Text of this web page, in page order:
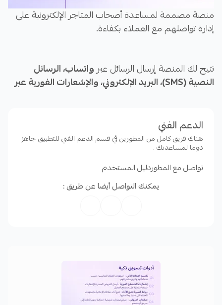
منصة مصممة لمساعدة أصحاب المتاجر الإلكترونية على
إدارة تواصلهم مع العملاء بكفاءة.
تتيح لك المنصة إرسال الرسائل عبرواتساب، الرسائل
النصية (SMS)، البريد الإلكتروني، والإشعارات الفورية عبر
على إتمام عمليات الشراء يمكن للمتاجر تحسين تفاعل
العملاء وزيادة المبيعات وتعزيز ولاء العملاء.
المزايا الرئيسية
وأتمتة إعادة التفاعل مع العملاء
المراسلة عبر واتساب:التفاعل مع العملاء عبر الرسائل
الجماعية واستعادة سلة المشتريات المهجورة
الدعم الفني
هناك فريق كامل من المطورين في قسم الدعم الفني للتطبيق جاهز
دوما لمساعدتك .
تواصل مع المطوردليل المستخدم
يمكنك التواصل أيضا عن طريق :